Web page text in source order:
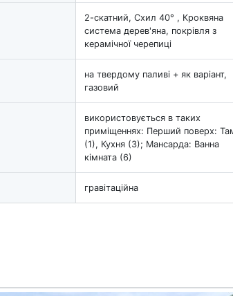
2-скатний, Схил 40° , Кроквяна
система дерев'яна, покрівля з
керамічної черепиці
на твердому паливі + як варіант,
газовий
використовується в таких
приміщеннях: Перший поверх:
(1), Кухня (3); Мансарда: Ванна
кімната (6)
гравітаційна